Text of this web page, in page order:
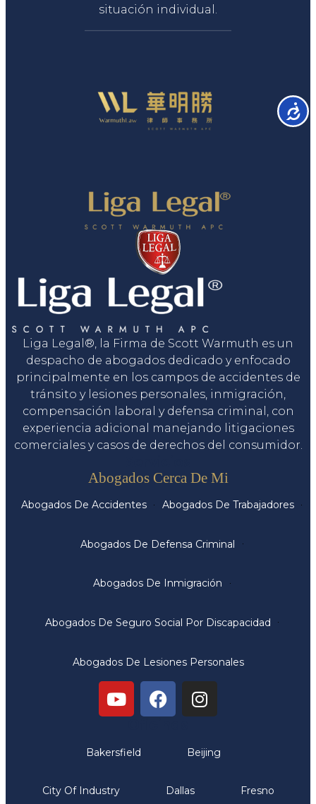
situación individual.
Liga Legal®, la Firma de Scott Warmuth es un
despacho de abogados dedicado y enfocado
principalmente en los campos de accidentes de
tránsito y lesiones personales, inmigración,
compensación laboral y defensa criminal, con
experiencia adicional manejando litigaciones
comerciales y casos de derechos del consumidor.
Abogados Cerca De Mi
Abogados De Accidentes Abogados De Trabajadores
Abogados De Defensa Criminal
Abogados De Inmigración
Abogados De Seguro Social Por Discapacidad
Abogados De Lesiones Personales
Bakersfield Beijing
City Of Industry Dallas Fresno